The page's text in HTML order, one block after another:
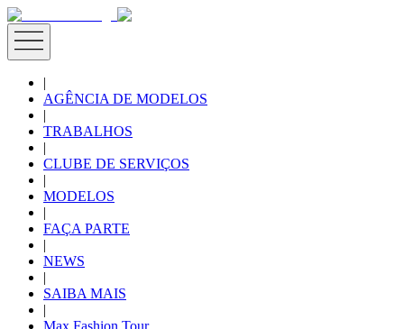
|
AGÊNCIA DE MODELOS
|
TRABALHOS
|
CLUBE DE SERVIÇOS
|
MODELOS
|
FAÇA PARTE
|
NEWS
|
SAIBA MAIS
|
Max Fashion Tour